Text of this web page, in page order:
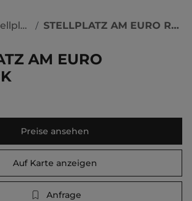
Stellplätze / STELLPLATZ AM EURO RASTPARK
AM EURO
Preise ansehen
Auf Karte anzeigen
Anfrage